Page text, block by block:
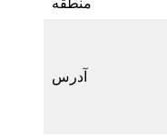
آدرس